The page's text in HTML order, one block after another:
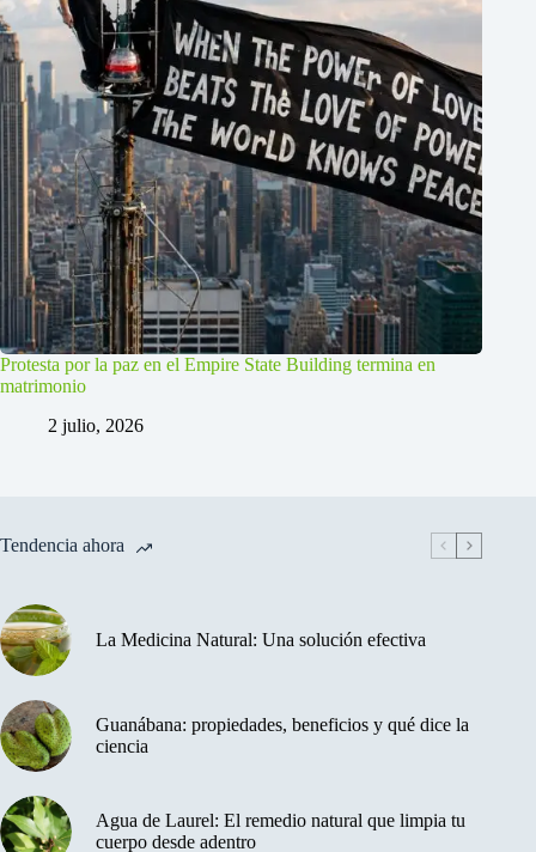
Protesta por la paz en el Empire State Building termina en
matrimonio
2 julio, 2026
Tendencia ahora
La Medicina Natural: Una solución efectiva
Guanábana: propiedades, beneficios y qué dice la
ciencia
Agua de Laurel: El remedio natural que limpia tu
cuerpo desde adentro